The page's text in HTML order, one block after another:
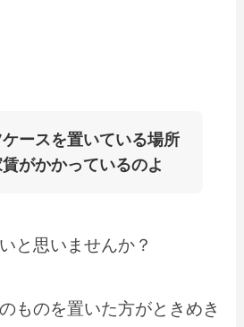
ケースを置いている場所
がかかっているのよ
と思いませんか？
ものを置いた方がときめき